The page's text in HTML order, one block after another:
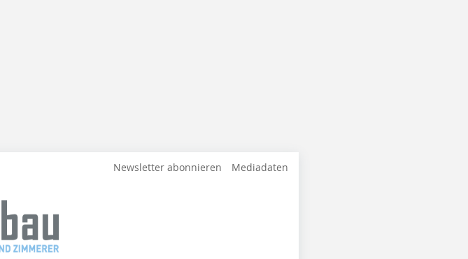
Newsletter abonnieren Mediadaten